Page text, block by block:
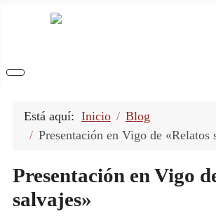
Está aquí: Inicio
Blog
Presentación en Vigo de «Relatos
Presentación en Vigo
salvajes»